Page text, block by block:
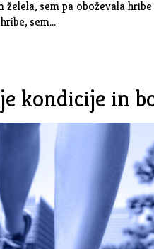
želela, sem pa oboževala
sem…
kondicije in